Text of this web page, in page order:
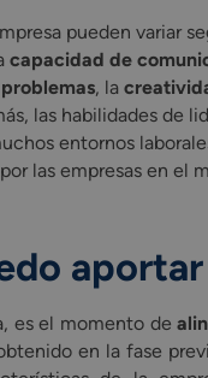
pueden variar
capacidad de
, la
las habilidades de
entornos
las empresas en el
es el momento de
en la fase